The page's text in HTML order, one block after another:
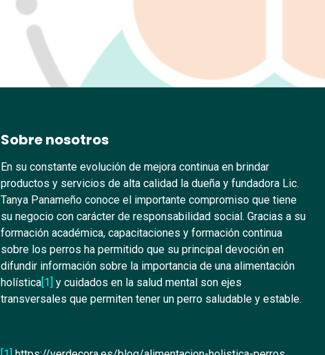
Sobre nosotros
En su constante evolución de mejora continua en brindar
productos y servicios de alta calidad la dueña y fundadora Lic.
Tanya Panameño conoce el importante compromiso que tiene
su negocio con carácter de responsabilidad social. Gracias a su
formación académica, capacitaciones y formación continua
sobre los perros ha permitido que su principal devoción en
difundir información sobre la importancia de una alimentación
holística[1] y cuidados en la salud mental son ejes
transversales que permiten tener un perro saludable y estable.